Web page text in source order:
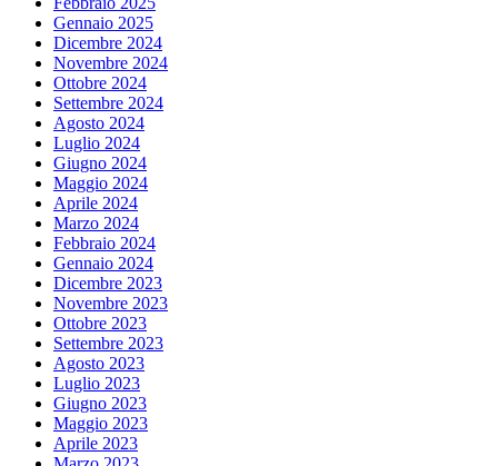
Gennaio 2025
Dicembre 2024
Novembre 2024
Ottobre 2024
Settembre 2024
Agosto 2024
Luglio 2024
Giugno 2024
Maggio 2024
Aprile 2024
Marzo 2024
Febbraio 2024
Gennaio 2024
Dicembre 2023
Novembre 2023
Ottobre 2023
Settembre 2023
Agosto 2023
Luglio 2023
Giugno 2023
Maggio 2023
Aprile 2023